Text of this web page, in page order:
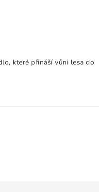
které přináší vůni lesa do